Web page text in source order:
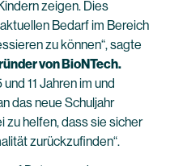
zeigen. Dies
Bedarf im Bereich
zu können“, sagte
von BioNTech.
11 Jahren im und
das neue Schuljahr
zu helfen, dass sie sicher
zurückzufinden“.